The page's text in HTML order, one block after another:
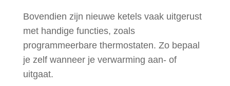
Bovendien zijn nieuwe ketels vaak uitgerust
met handige functies, zoals
programmeerbare thermostaten. Zo bepaal
je zelf wanneer je verwarming aan- of
uitgaat.